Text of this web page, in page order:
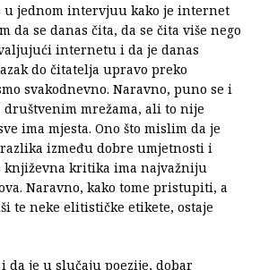
u jednom intervjuu kako je internet
da se danas čita, da se čita više nego
internetu i da je danas
do čitatelja upravo preko
svakodnevno. Naravno, puno se i
mrežama, ali to nije
ima mjesta. Ono što mislim da je
između dobre umjetnosti i
književna kritika ima najvažniju
Naravno, kako tome pristupiti, a
te neke elitističke etikete, ostaje
da je u slučaju poezije, dobar